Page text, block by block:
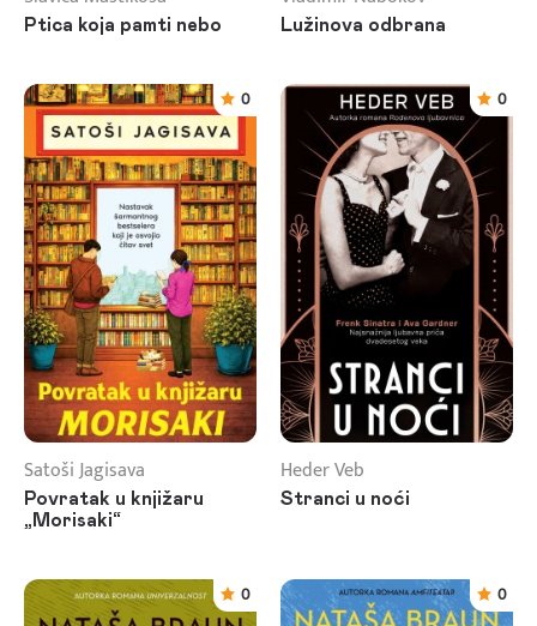
Ptica koja pamti nebo Lužinova odbrana
0
Satoši Jagisava
Povratak u knjižaru
„Morisaki“
0
Heder Veb
Stranci u noći
0 0